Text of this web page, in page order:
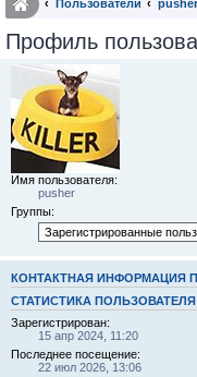
Пользователи pusher
Профиль
Имя пользователя:
pusher
Группы:
КОНТАКТНАЯ ИНФОРМАЦИЯ
СТАТИСТИКА ПОЛЬЗОВАТЕЛЯ
Зарегистрирован:
15 апр 2024, 11:20
Последнее посещение:
22 июл 2026, 13:06